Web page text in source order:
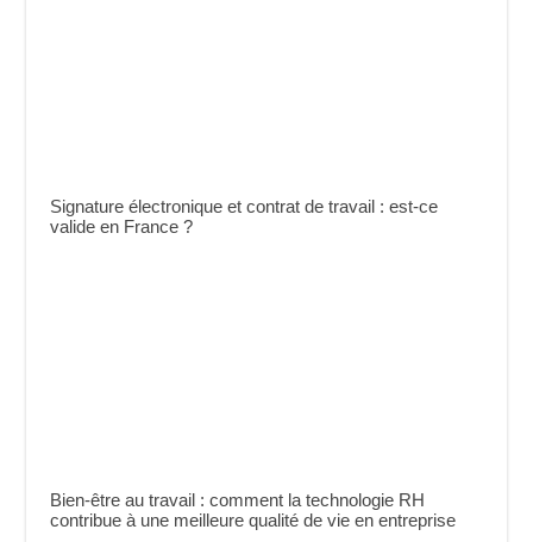
Signature électronique et contrat de travail : est-ce
valide en France ?
Bien-être au travail : comment la technologie RH
contribue à une meilleure qualité de vie en entreprise